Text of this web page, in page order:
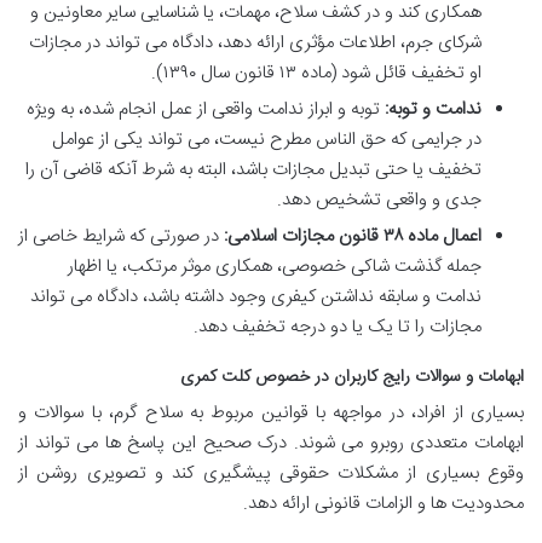
همکاری کند و در کشف سلاح، مهمات، یا شناسایی سایر معاونین و
شرکای جرم، اطلاعات مؤثری ارائه دهد، دادگاه می تواند در مجازات
او تخفیف قائل شود (ماده ۱۳ قانون سال ۱۳۹۰).
ندامت و توبه: توبه و ابراز ندامت واقعی از عمل انجام شده، به ویژه
در جرایمی که حق الناس مطرح نیست، می تواند یکی از عوامل
تخفیف یا حتی تبدیل مجازات باشد، البته به شرط آنکه قاضی آن را
جدی و واقعی تشخیص دهد.
اعمال ماده ۳۸ قانون مجازات اسلامی:
در صورتی که شرایط خاصی از
جمله گذشت شاکی خصوصی، همکاری موثر مرتکب، یا اظهار
ندامت و سابقه نداشتن کیفری وجود داشته باشد، دادگاه می تواند
مجازات را تا یک یا دو درجه تخفیف دهد.
ابهامات و سوالات رایج کاربران در خصوص کلت کمری
بسیاری از افراد، در مواجهه با قوانین مربوط به سلاح گرم، با سوالات و
ابهامات متعددی روبرو می شوند. درک صحیح این پاسخ ها می تواند از
وقوع بسیاری از مشکلات حقوقی پیشگیری کند و تصویری روشن از
محدودیت ها و الزامات قانونی ارائه دهد.